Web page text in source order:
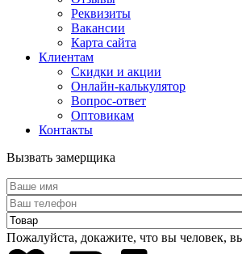
Реквизиты
Вакансии
Карта сайта
Клиентам
Скидки и акции
Онлайн-калькулятор
Вопрос-ответ
Оптовикам
Контакты
Вызвать замерщика
Пожалуйста, докажите, что вы человек,